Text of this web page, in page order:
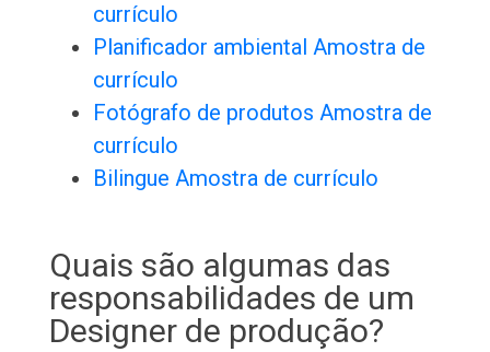
currículo
Planificador ambiental Amostra de
currículo
Fotógrafo de produtos Amostra de
currículo
Bilingue Amostra de currículo
Quais são algumas das
responsabilidades de um
Designer de produção?